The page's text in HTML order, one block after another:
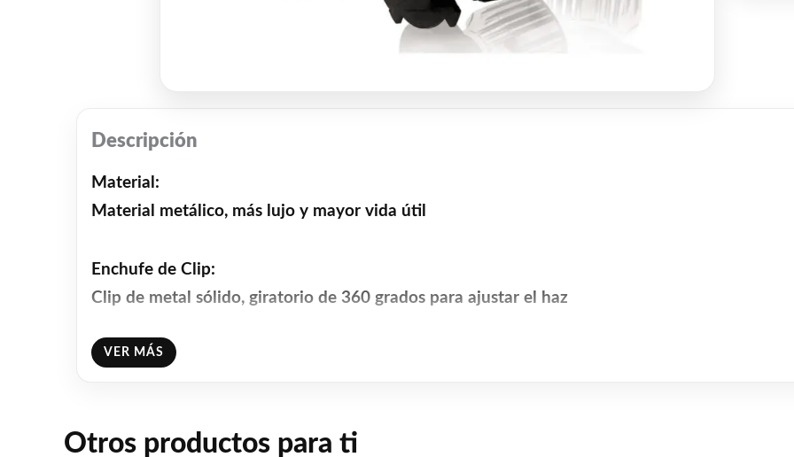
Descripción
Material:
Material metálico, más lujo y mayor vida útil
Enchufe de Clip:
Clip de metal sólido, giratorio de 360 grados para ajustar el haz
Fácil instalación:
Para algunos coches, ajuste del adaptador para obtener un haz de luz adecuado.
VER MÁS
Otros productos para ti